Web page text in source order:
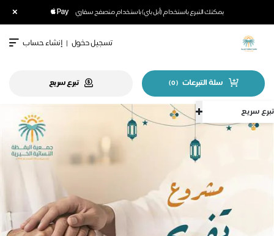
يمكنك التبرع باستخدام (أبل باي) باستخدام متصفح سفاري ×
تبرع سريع
تسجيل دخول | إنشاء حساب
سلة التبرعات (
0
) تبرع سريع